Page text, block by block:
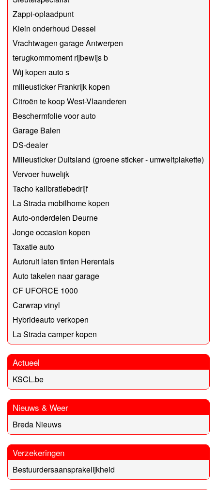
Zappi-oplaadpunt
Klein onderhoud Dessel
Vrachtwagen garage Antwerpen
terugkommoment rijbewijs b
Wij kopen auto s
milieusticker Frankrijk kopen
Citroën te koop West-Vlaanderen
Beschermfolie voor auto
Garage Balen
DS-dealer
Milieusticker Duitsland (groene sticker - umweltplakette)
Vervoer huwelijk
Tacho kalibratiebedrijf
La Strada mobilhome kopen
Auto-onderdelen Deurne
Jonge occasion kopen
Taxatie auto
Autoruit laten tinten Herentals
Auto takelen naar garage
CF UFORCE 1000
Carwrap vinyl
Hybrideauto verkopen
La Strada camper kopen
Actueel
KSCL.be
Nieuws & Weer
Breda Nieuws
Verzekeringen
Bestuurdersaansprakelijkheid